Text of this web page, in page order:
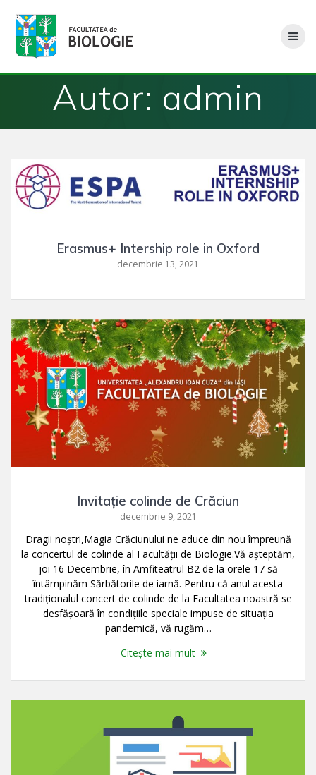
Autor: admin
Erasmus+ Intership role in Oxford
decembrie 13, 2021
Invitație colinde de Crăciun
decembrie 9, 2021
Dragii noștri,Magia Crăciunului ne aduce din nou împreună
la concertul de colinde al Facultății de Biologie.Vă așteptăm,
joi 16 Decembrie, în Amfiteatrul B2 de la orele 17 să
întâmpinăm Sărbătorile de iarnă. Pentru că anul acesta
tradiționalul concert de colinde de la Facultatea noastră se
desfășoară în condițiile speciale impuse de situația
pandemică, vă rugăm…
Citește mai mult